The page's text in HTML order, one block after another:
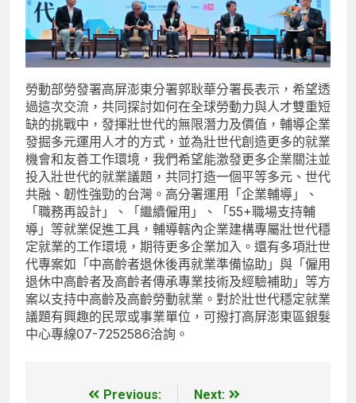
勞動部勞發署高屏澎東分署郭耿華分署長表示，希望透
過這次交流，共同探討如何在全球勞動力與人才雙重短
缺的挑戰中，發揮壯世代的無限潛力及價值，輔導企業
發掘多元運用人才的方式，並為壯世代創造更多的就業
機會和友善工作環境，我們希望能激發更多企業關注並
投入壯世代的就業議題，共同打造一個平等多元、世代
共融、韌性強勁的台灣。高分署運用「企業輔導」、
「職務再設計」、「繼續僱用」、「55+職場支持輔
導」等就業促進工具，輔導轄內企業建構專屬壯世代穩
定就業的工作環境，期待更多企業加入。還有多項壯世
代專案如「中高齡者退休後再就業準備協助」與「僱用
退休中高齡者及高齡者傳承專業技術及經驗補助」等方
案以支持中高齡及高齡勞動就業。對於壯世代穩定就業
議題有興趣的民眾或事業單位，可撥打高屏澎東區銀髮
中心專線07-7252586洽詢。
Previous:
Next: